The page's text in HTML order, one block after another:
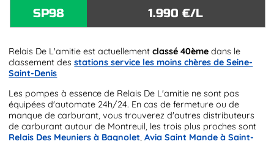
SP98
1.990 €/L
Relais De L'amitie est actuellementclassé 40ème dans le
classement desstations service les moins chères de Seine-
Saint-Denis
Les pompes à essence de Relais De L'amitie ne sont pas
équipées d'automate 24h/24. En cas de fermeture ou de
manque de carburant, vous trouverez d'autres distributeurs
de carburant autour de Montreuil, les trois plus proches sont
Relais Des Meuniers à Bagnolet,Avia Saint Mande à Saint-